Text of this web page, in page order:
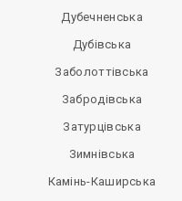
Дубечненська
Дубівська
Заболоттівська
Забродівська
Затурцівська
Зимнівська
Камінь-Каширська